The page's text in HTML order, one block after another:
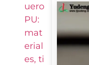
uero
PU:
mat
erial
es, ti